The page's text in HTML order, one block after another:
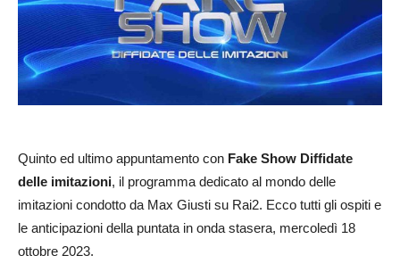
Quinto ed ultimo appuntamento con Fake Show Diffidate
delle imitazioni, il programma dedicato al mondo delle
imitazioni condotto da Max Giusti su Rai2. Ecco tutti gli ospiti e
le anticipazioni della puntata in onda stasera, mercoledì 18
ottobre 2023.